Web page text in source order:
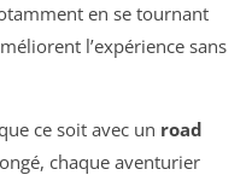
en se tournant
l’expérience sans
ce soit avec un road
chaque aventurier